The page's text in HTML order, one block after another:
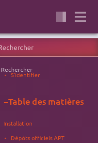
celle-ci n'a pas été
d'Ubuntu
aide…
VIDÉO
TÉLÉVISION
Rechercher
S'identifier
−Table des matières
Installation
Dépôts officiels APT